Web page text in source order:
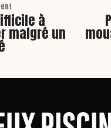
à
malgré un